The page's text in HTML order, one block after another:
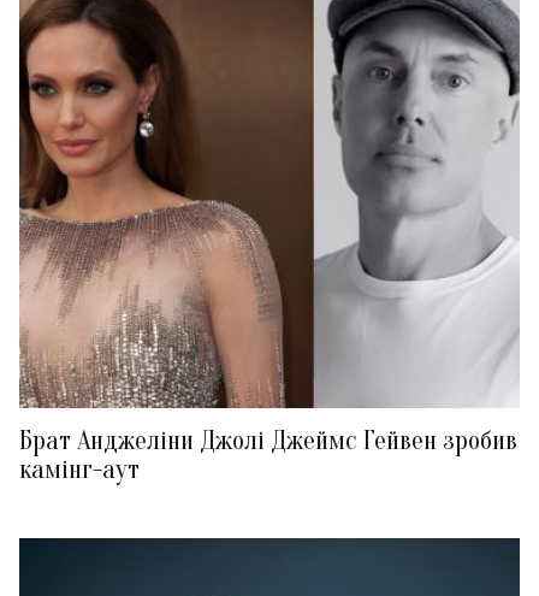
Брат Анджеліни Джолі Джеймс Гейвен зробив
камінг-аут